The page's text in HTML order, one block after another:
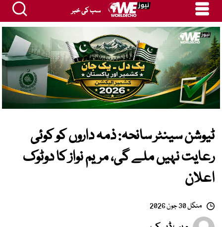
سب کی خبر
ٹیوشن سینٹر سانحہ: ذمہ داروں کو کوئی
رعایت نہیں ملے گی، مریم نواز کا دوٹوک
اعلان
منگل 30 جون 2026